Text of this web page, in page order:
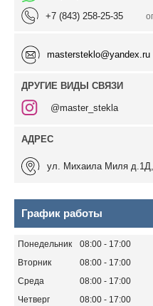
+7 (843) 258-25-35
mastersteklo@yandex.ru
ДРУГИЕ ВИДЫ СВЯЗИ
@master_stekla
ул. Михаила Миля
График работы
Понедельник 08:00
17:00
Вторник
08:00
17:00
Среда
08:00
17:00
Четверг
08:00
17:00